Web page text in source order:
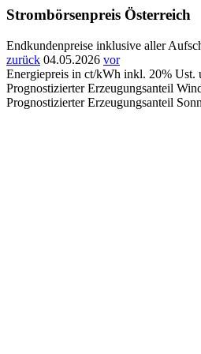
Strombörsenpreis Österreich
Endkundenpreise inklusive aller
zurück 04.05.2026 vor
Energiepreis in ct/kWh inkl. 20%
Prognostizierter Erzeugungsanteil
Prognostizierter Erzeugungsanteil